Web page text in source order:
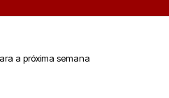
a próxima semana